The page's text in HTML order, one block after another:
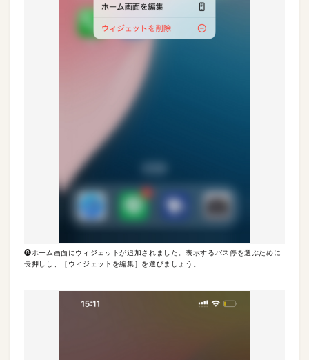
❽ホーム画面にウィジェットが追加されました。表示するバス停を選ぶために
長押しし、［ウィジェットを編集］を選びましょう。